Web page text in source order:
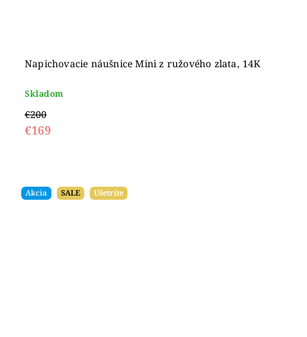
Napichovacie náušnice Mini z ružového zlata, 14K
Skladom
€200
€169
Akcia SALE Ušetríte